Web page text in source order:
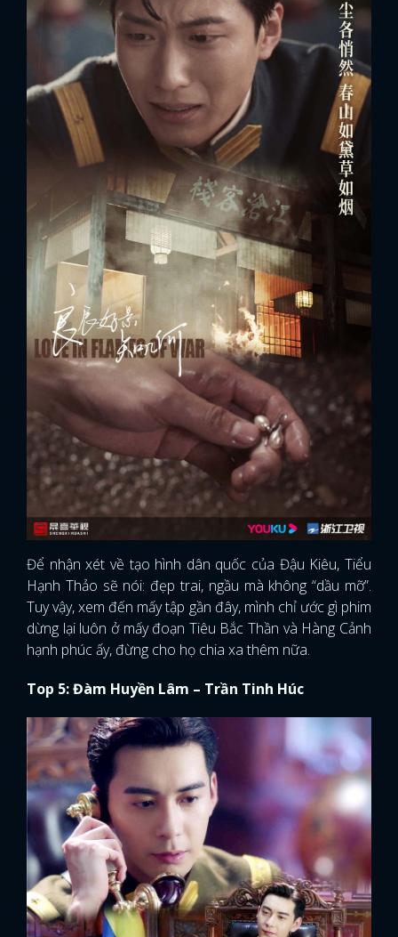
Để nhận xét về tạo hình dân quốc của Đậu Kiêu, Tiểu
Hạnh Thảo sẽ nói: đẹp trai, ngầu mà không “dầu mỡ”.
Tuy vậy, xem đến mấy tập gần đây, mình chỉ ước gì phim
dừng lại luôn ở mấy đoạn Tiêu Bắc Thần và Hàng Cảnh
hạnh phúc ấy, đừng cho họ chia xa thêm nữa.
Top 5: Đàm Huyền Lâm – Trần Tinh Húc